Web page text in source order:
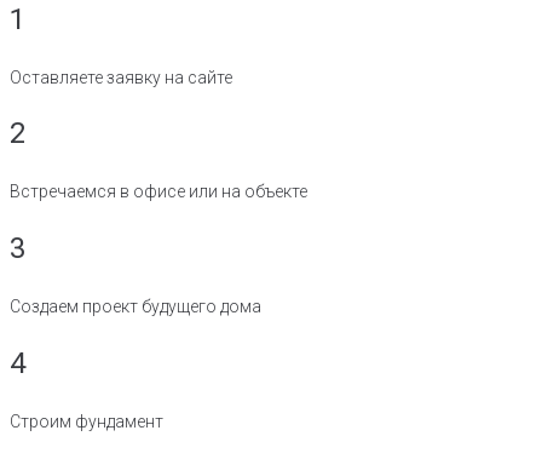
1
Оставляете заявку на сайте
2
Встречаемся в офисе или на объекте
3
Создаем проект будущего дома
4
Строим фундамент